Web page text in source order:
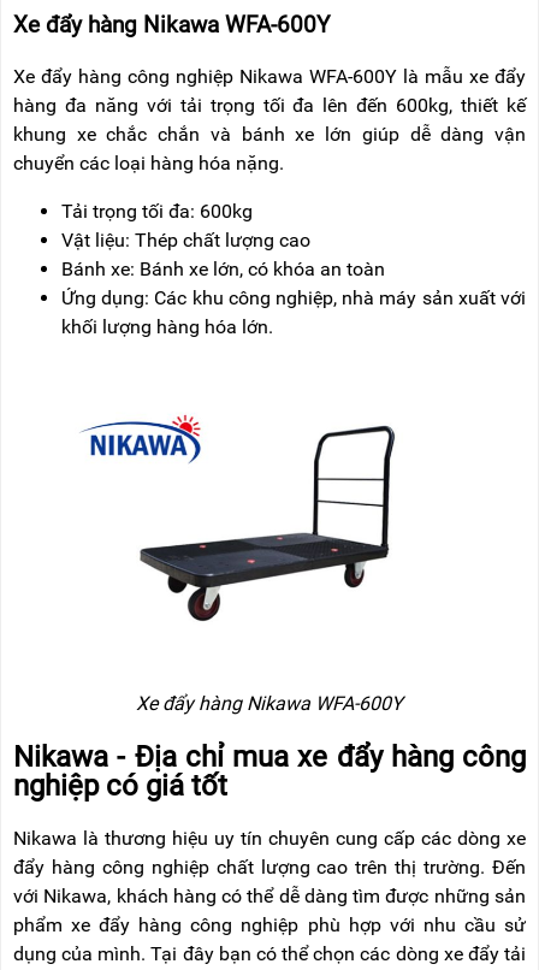
Xe đẩy hàng Nikawa WFA-600Y
Xe đẩy hàng công nghiệp Nikawa WFA-600Y là mẫu xe đẩy
hàng đa năng với tải trọng tối đa lên đến 600kg, thiết kế
khung xe chắc chắn và bánh xe lớn giúp dễ dàng vận
chuyển các loại hàng hóa nặng.
Tải trọng tối đa: 600kg
Vật liệu: Thép chất lượng cao
Bánh xe: Bánh xe lớn, có khóa an toàn
Ứng dụng: Các khu công nghiệp, nhà máy sản xuất với
khối lượng hàng hóa lớn.
Xe đẩy hàng Nikawa WFA-600Y
Nikawa - Địa chỉ mua xe đẩy hàng công
nghiệp có giá tốt
Nikawa là thương hiệu uy tín chuyên cung cấp các dòng xe
đẩy hàng công nghiệp chất lượng cao trên thị trường. Đến
với Nikawa, khách hàng có thể dễ dàng tìm được những sản
phẩm xe đẩy hàng công nghiệp phù hợp với nhu cầu sử
dụng của mình. Tại đây bạn có thể chọn các dòng xe đẩy tải